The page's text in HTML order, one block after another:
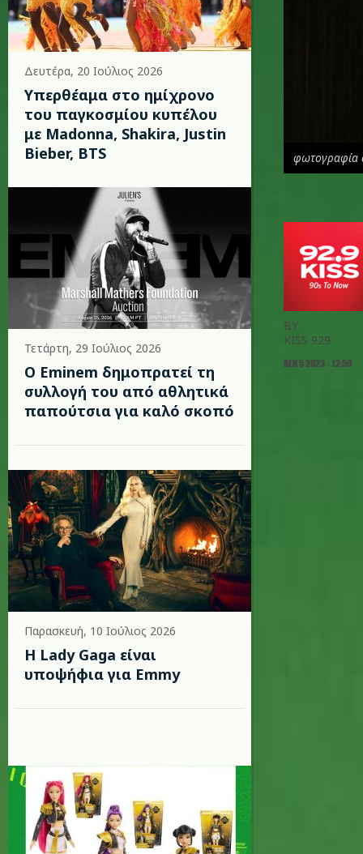
Δευτέρα, 20 Ιούλιος 2026
Υπερθέαμα στο ημίχρονο
του παγκοσμίου κυπέλου
με Madonna, Shakira, Justin
Bieber, BTS
Τετάρτη, 29 Ιούλιος 2026
Ο Eminem δημοπρατεί τη
συλλογή του από αθλητικά
παπούτσια για καλό σκοπό
Παρασκευή, 10 Ιούλιος 2026
Η Lady Gaga είναι
υποψήφια για Emmy
φωτογραφία
BY
KISS 929
ΔΕΚ 5 2023 - 12:59